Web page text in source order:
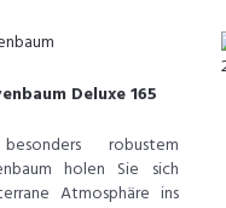
Deluxe 165
robustem
holen Sie sich
Atmosphäre ins